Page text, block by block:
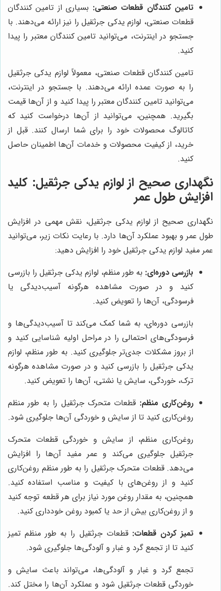
تامین کنندگان قطعات صنعتی: بسیاری از تامین کنندگان
قطعات صنعتی، لوازم یدکی جرثقیل را نیز ارائه می‌دهند. با
جستجو در اینترنت، می‌توانید تامین کنندگان معتبر را پیدا
کنید.
تامین کنندگان قطعات صنعتی، معمولاً لوازم یدکی جرثقیل
را به صورت عمده ارائه می‌دهند. با جستجو در اینترنت،
می‌توانید تامین کنندگان معتبر را پیدا کنید و از آن‌ها قیمت
بگیرید. همچنین، می‌توانید از آن‌ها درخواست کنید که
کاتالوگ محصولات خود را برای شما ارسال کنند. قبل از
خرید، از کیفیت محصولات و خدمات آن‌ها اطمینان حاصل
کنید.
نگهداری صحیح از لوازم یدکی جرثقیل: کلید
افزایش طول عمر
نگهداری صحیح از لوازم یدکی جرثقیل، نقش مهمی در افزایش
طول عمر و بهبود عملکرد آن‌ها دارد. با رعایت نکات زیر، می‌توانید
عمر مفید لوازم یدکی جرثقیل خود را افزایش دهید:
بازرسی دوره‌ای: به طور منظم، لوازم یدکی جرثقیل را بازرسی
کنید و در صورت مشاهده هرگونه آسیب‌دیدگی یا
فرسودگی، آن‌ها را تعویض کنید.
بازرسی دوره‌ای، به شما کمک می‌کند تا آسیب‌دیدگی‌ها و
فرسودگی‌های احتمالی را در مراحل اولیه شناسایی کنید و
از بروز مشکلات جدی‌تر جلوگیری کنید. به طور منظم، لوازم
یدکی جرثقیل را بازرسی کنید و در صورت مشاهده هرگونه
ترک، خوردگی، سایش یا نشتی، آن‌ها را تعویض کنید.
روغن‌کاری منظم: قطعات متحرک جرثقیل را به طور منظم
روغن‌کاری کنید تا از سایش و خوردگی آن‌ها جلوگیری شود.
روغن‌کاری منظم، از سایش و خوردگی قطعات متحرک
جرثقیل جلوگیری می‌کند و عمر مفید آن‌ها را افزایش
می‌دهد. قطعات متحرک جرثقیل را به طور منظم روغن‌کاری
کنید و از روغن‌های با کیفیت و مناسب استفاده کنید.
همچنین، به مقدار روغن مورد نیاز برای هر قطعه توجه کنید
و از روغن‌کاری بیش از حد یا کمبود روغن خودداری کنید.
تمیز کردن قطعات: قطعات جرثقیل را به طور منظم تمیز
کنید تا از تجمع گرد و غبار و آلودگی‌ها جلوگیری شود.
تجمع گرد و غبار و آلودگی‌ها، می‌تواند باعث سایش و
خوردگی قطعات جرثقیل شود و عملکرد آن‌ها را مختل کند.